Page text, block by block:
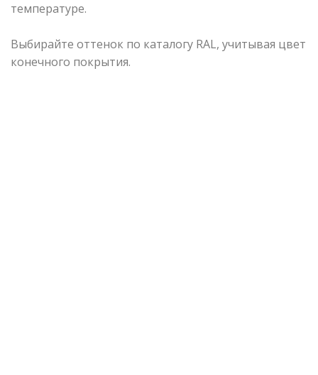
температуре.
Выбирайте оттенок по каталогу RAL, учитывая цвет
конечного покрытия.